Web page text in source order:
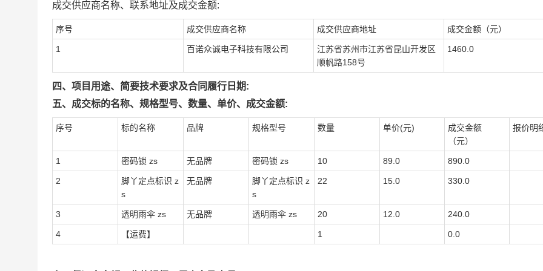
成交供应商名称、联系地址及成交金额:
序号 成交供应商名称 成交供应商地址 成交金额（元）
1 百诺众诚电子科技有限公司
江苏省苏州市江苏省昆山开发区
顺帆路158号
1460.0
四、项目用途、简要技术要求及合同履行日期:
五、成交标的名称、规格型号、数量、单价、成交金额:
序号 标的名称 品牌 规格型号 数量 单价(元)
成交金额
（元）
报价明
1 密码锁 zs 无品牌 密码锁 zs 10 89.0 890.0
2
脚丫定点标识 z
s
无品牌
脚丫定点标识 z
s
22 15.0 330.0
3 透明雨伞 zs 无品牌 透明雨伞 zs 20 12.0 240.0
4 【运费】 1 0.0